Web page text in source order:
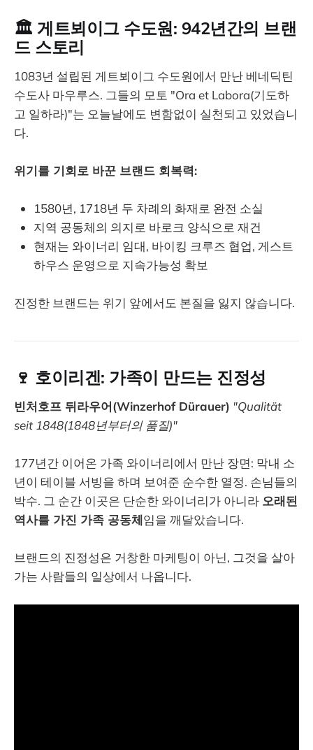
🏛️ 게트뵈이그 수도원: 942년간의 브랜
드 스토리
1083년 설립된 게트뵈이그 수도원에서 만난 베네딕틴
수도사 마우루스. 그들의 모토 "Ora et Labora(기도하
고 일하라)"는 오늘날에도 변함없이 실천되고 있었습니
다.
위기를 기회로 바꾼 브랜드 회복력:
1580년, 1718년 두 차례의 화재로 완전 소실
지역 공동체의 의지로 바로크 양식으로 재건
현재는 와이너리 임대, 바이킹 크루즈 협업, 게스트
하우스 운영으로 지속가능성 확보
진정한 브랜드는 위기 앞에서도 본질을 잃지 않습니다.
🍷 호이리겐: 가족이 만드는 진정성
빈처호프 뒤라우어(Winzerhof Dürauer) "Qualität
seit 1848(1848년부터의 품질)"
177년간 이어온 가족 와이너리에서 만난 장면: 막내 소
년이 테이블 서빙을 하며 보여준 순수한 열정. 손님들의
박수. 그 순간 이곳은 단순한 와이너리가 아니라 오래된
역사를 가진 가족 공동체임을 깨달았습니다.
브랜드의 진정성은 거창한 마케팅이 아닌, 그것을 살아
가는 사람들의 일상에서 나옵니다.